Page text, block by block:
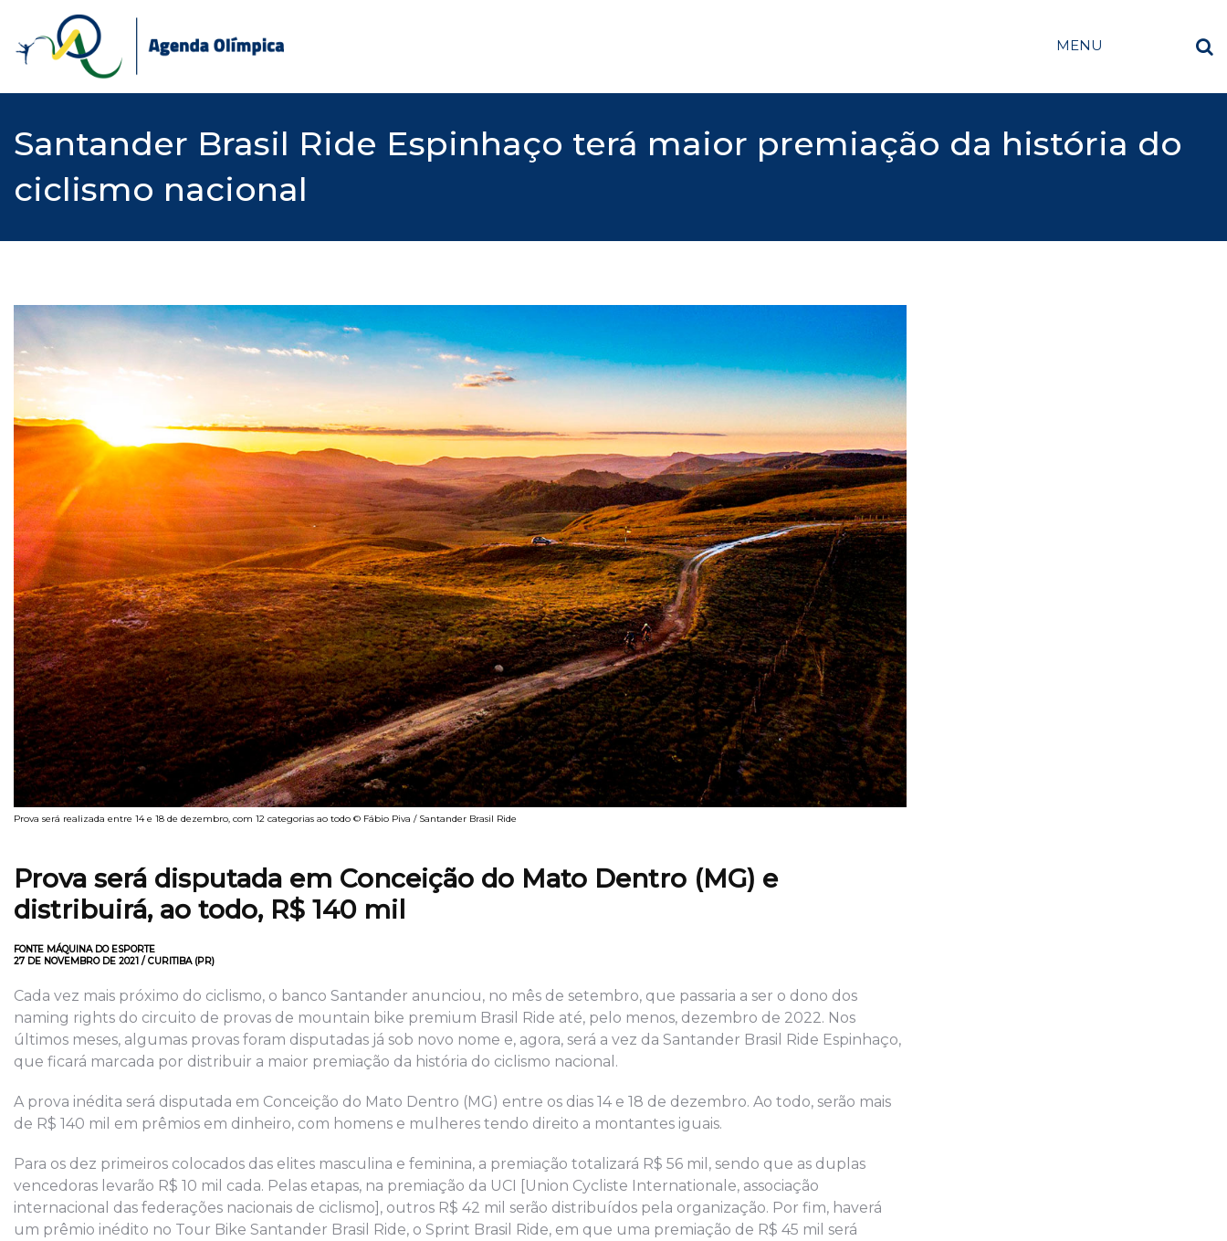
content
MENU
Santander Brasil Ride Espinhaço terá maior premiação da história do
ciclismo nacional
Prova será realizada entre 14 e 18 de dezembro, com 12 categorias ao todo © Fábio Piva / Santander Brasil Ride
Prova será disputada em Conceição do Mato Dentro (MG) e
distribuirá, ao todo, R$ 140 mil
FONTE MÁQUINA DO ESPORTE
27 DE NOVEMBRO DE 2021 / CURITIBA (PR)
Cada vez mais próximo do ciclismo, o banco Santander anunciou, no mês de setembro, que passaria a ser o dono dos
naming rights do circuito de provas de mountain bike premium Brasil Ride até, pelo menos, dezembro de 2022. Nos
últimos meses, algumas provas foram disputadas já sob novo nome e, agora, será a vez da Santander Brasil Ride Espinhaço,
que ficará marcada por distribuir a maior premiação da história do ciclismo nacional.
A prova inédita será disputada em Conceição do Mato Dentro (MG) entre os dias 14 e 18 de dezembro. Ao todo, serão mais
de R$ 140 mil em prêmios em dinheiro, com homens e mulheres tendo direito a montantes iguais.
Para os dez primeiros colocados das elites masculina e feminina, a premiação totalizará R$ 56 mil, sendo que as duplas
vencedoras levarão R$ 10 mil cada. Pelas etapas, na premiação da UCI [Union Cycliste Internationale, associação
internacional das federações nacionais de ciclismo], outros R$ 42 mil serão distribuídos pela organização. Por fim, haverá
um prêmio inédito no Tour Bike Santander Brasil Ride, o Sprint Brasil Ride, em que uma premiação de R$ 45 mil será